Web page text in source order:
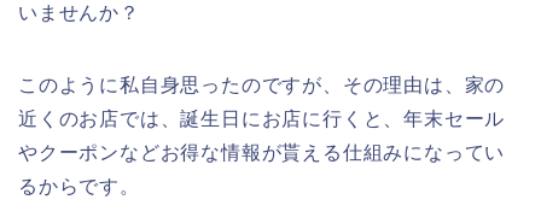
いませんか？
このように私自身思ったのですが、その理由は、家の
近くのお店では、誕生日にお店に行くと、年末セール
やクーポンなどお得な情報が貰える仕組みになってい
るからです。